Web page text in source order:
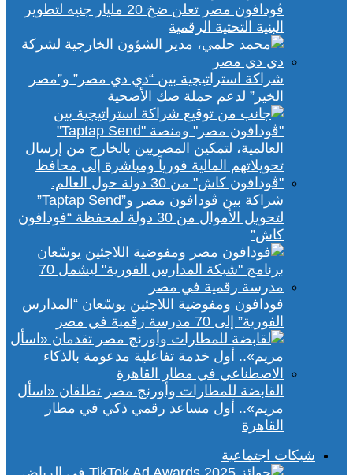
ڤودافون مصر تعلن ضخ 20 مليار جنيه لتطوير
البنية التحتية الرقمية
شراكة استراتيجية بين “دي دي مصر” و”مصر
الخير” لدعم حملة صك الأضحية
شراكة بين ڤودافون مصر و”Taptap Send”
لتحويل الأموال من 30 دولة لمحفظة “فودافون
كاش”
فودافون ومفوضية اللاجئين يوسّعان “المدارس
الفورية” إلى 70 مدرسة رقمية في مصر
القابضة للمطارات وأورنچ مصر تطلقان «اسأل
مريم».. أول مساعد رقمي ذكي في مطار
القاهرة
شبكات اجتماعية